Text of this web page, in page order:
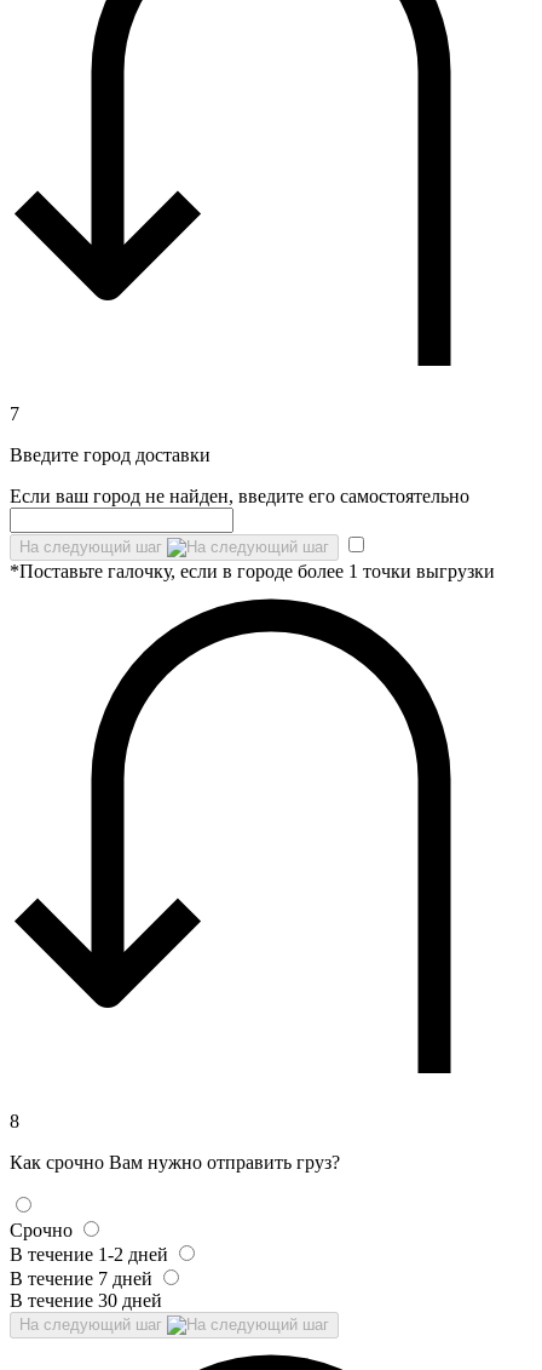
7
Введите город доставки
Если ваш город не найден, введите его самостоятельно
На следующий шаг
*Поставьте галочку, если в городе более 1 точки выгрузки
8
Как срочно Вам нужно отправить груз?
Срочно
В течение 1-2 дней
В течение 7 дней
В течение 30 дней
На следующий шаг